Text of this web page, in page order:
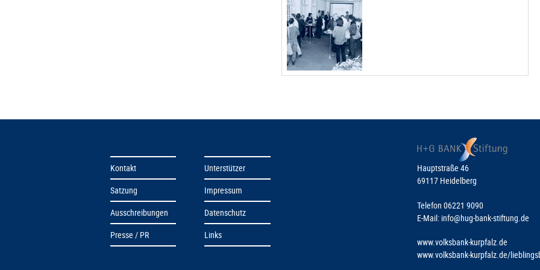
Kontakt
Satzung
Ausschreibungen
Presse / PR
Unterstützer
Impressum
Datenschutz
Links
Hauptstraße 46
69117 Heidelberg
Telefon 06221 9090
E-Mail: info@hug-bank-stiftung.de
www.volksbank-kurpfalz.de
www.volksbank-kurpfalz.de/